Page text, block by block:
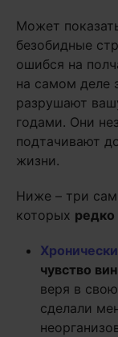
Может
безобидные
ошибся на
на самом деле
разрушают
годами. Они
подтачивают
жизни.
Ниже – три
которых редко
чувство
веря в
сделали